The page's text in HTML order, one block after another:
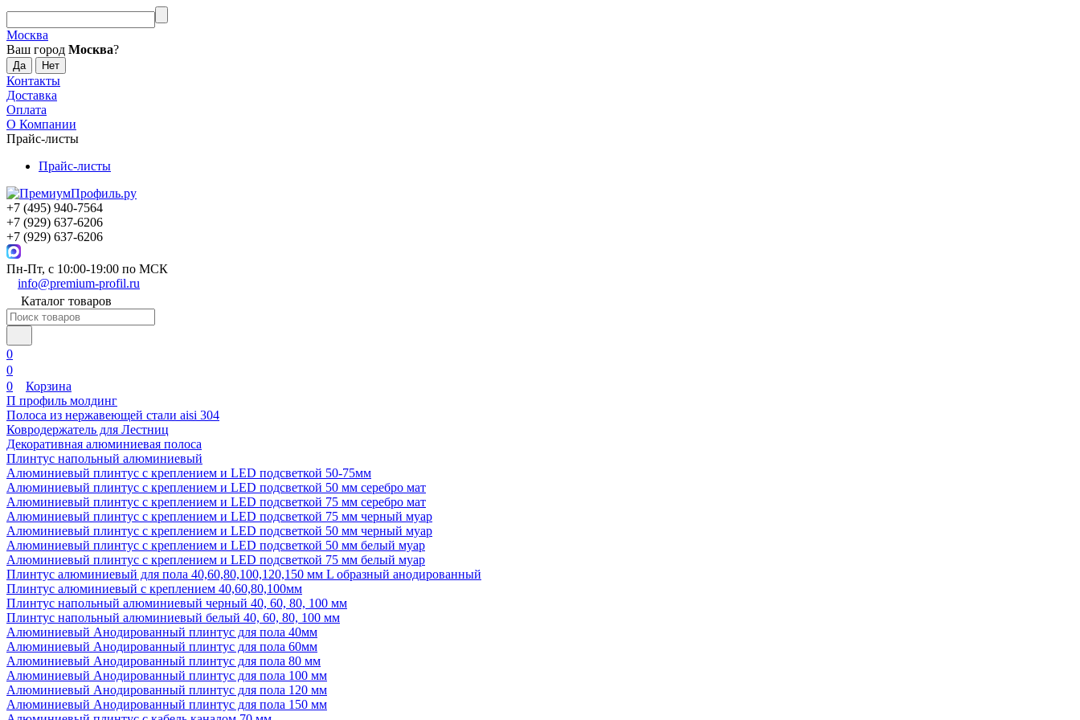
Москва
Ваш город Москва?
Контакты
Доставка
Оплата
О Компании
Прайс-листы
Прайс-листы
+7 (495) 940-7564
+7 (929) 637-6206
+7 (929) 637-6206
Пн-Пт, с 10:00-19:00 по МСК
info@premium-profil.ru
Каталог товаров
0
0
0
Корзина
П профиль молдинг
Полоса из нержавеющей стали aisi 304
Ковродержатель для Лестниц
Декоративная алюминиевая полоса
Плинтус напольный алюминиевый
Алюминиевый плинтус с креплением и LED подсветкой 50-75мм
Алюминиевый плинтус с креплением и LED подсветкой 50 мм серебро мат
Алюминиевый плинтус с креплением и LED подсветкой 75 мм серебро мат
Алюминиевый плинтус с креплением и LED подсветкой 75 мм черный муар
Алюминиевый плинтус с креплением и LED подсветкой 50 мм черный муар
Алюминиевый плинтус с креплением и LED подсветкой 50 мм белый муар
Алюминиевый плинтус с креплением и LED подсветкой 75 мм белый муар
Плинтус алюминиевый для пола 40,60,80,100,120,150 мм L образный анодированный
Плинтус алюминиевый с креплением 40,60,80,100мм
Плинтус напольный алюминиевый черный 40, 60, 80, 100 мм
Плинтус напольный алюминиевый белый 40, 60, 80, 100 мм
Алюминиевый Анодированный плинтус для пола 40мм
Алюминиевый Анодированный плинтус для пола 60мм
Алюминиевый Анодированный плинтус для пола 80 мм
Алюминиевый Анодированный плинтус для пола 100 мм
Алюминиевый Анодированный плинтус для пола 120 мм
Алюминиевый Анодированный плинтус для пола 150 мм